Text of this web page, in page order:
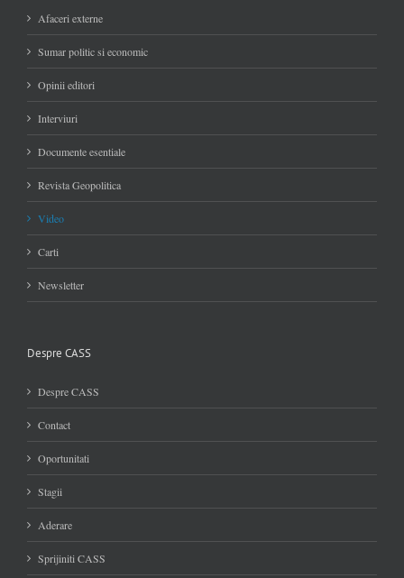
Afaceri externe
Sumar politic si economic
Opinii editori
Interviuri
Documente esentiale
Revista Geopolitica
Video
Carti
Newsletter
Despre CASS
Despre CASS
Contact
Oportunitati
Stagii
Aderare
Sprijiniti CASS